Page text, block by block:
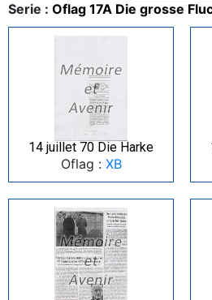
Serie : Oflag 17A Die grosse
14 juillet 70 Die Harke
Oflag : XB